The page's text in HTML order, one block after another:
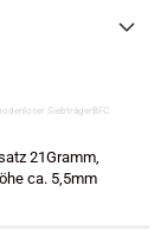
SiebträgerBFC
21Gramm,
ca. 5,5mm